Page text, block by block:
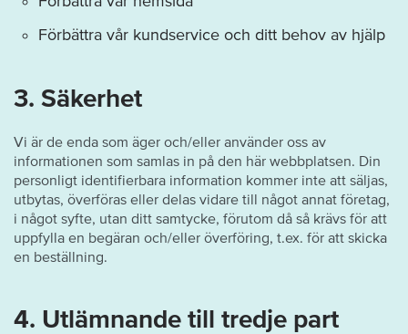
Förbättra vår kundservice och ditt behov av hjälp
3. Säkerhet
Vi är de enda som äger och/eller använder oss av
informationen som samlas in på den här webbplatsen. Din
personligt identifierbara information kommer inte att säljas,
utbytas, överföras eller delas vidare till något annat företag,
i något syfte, utan ditt samtycke, förutom då så krävs för att
uppfylla en begäran och/eller överföring, t.ex. för att skicka
en beställning.
4. Utlämnande till tredje part